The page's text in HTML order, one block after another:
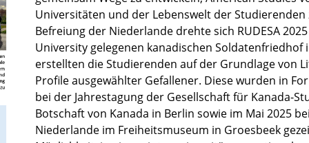
Universitäten und der Lebenswelt der
Befreiung der Niederlande drehte sich RUDESA
University gelegenen kanadischen Soldatenfriedhof
erstellten die Studierenden auf der Grundlage von
Profile ausgewählter Gefallener. Diese wurden in
bei der Jahrestagung der Gesellschaft für Kanada-
Botschaft von Kanada in Berlin sowie im Mai 2025
Niederlande im Freiheitsmuseum in Groesbeek